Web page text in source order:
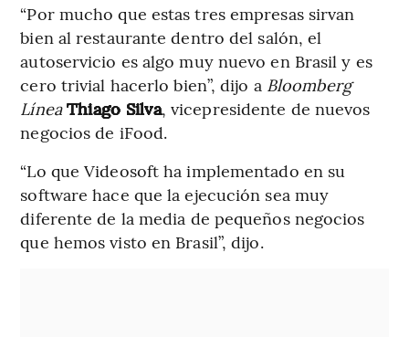
“Por mucho que estas tres empresas sirvan
bien al restaurante dentro del salón, el
autoservicio es algo muy nuevo en Brasil y es
cero trivial hacerlo bien”, dijo a Bloomberg
Línea Thiago Silva, vicepresidente de nuevos
negocios de iFood.
“Lo que Videosoft ha implementado en su
software hace que la ejecución sea muy
diferente de la media de pequeños negocios
que hemos visto en Brasil”, dijo.